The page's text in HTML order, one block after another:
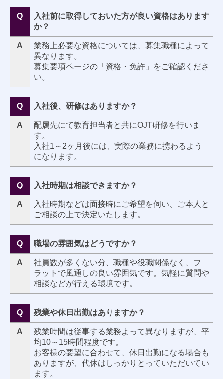
Q
入社前に取得しておいた方が良い資格はあります
か？
A
業務上必要な資格については、募集職種によって
異なります。
募集要項ページの「資格・免許」
をご確認くださ
い。
Q 入社後、研修はありますか？
A
配属先にて教育担当者と共にOJT研修を行いま
す。
入社1～2ヶ月後には、実際の業務に携わるよう
になります。
Q 入社時期は相談できますか？
A
入社時期などは面接時にご希望を伺い、ご本人と
ご相談の上で決定いたします。
Q 職場の雰囲気はどうですか？
A
社員数が多くない分、職種や役職関係なく、フ
ラットで風通しの良い雰囲気です。気軽に質問や
相談などが行える環境です。
Q 残業や休日出勤はありますか？
A
残業時間は従事する業務よって異なりますが、平
均10～15時間程度です。
お客様の要望に合わせて、休日出勤になる場合も
ありますが、代休はしっかりとっていただいてい
ます。